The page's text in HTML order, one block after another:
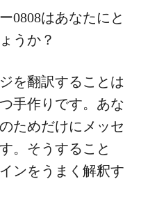
0808はあなたにと
うか？
を翻訳することは
手作りです。あな
ためだけにメッセ
。そうすること
ンをうまく解釈す